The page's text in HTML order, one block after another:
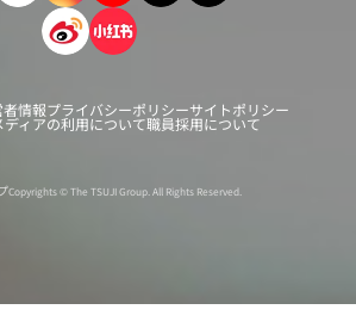
情報プライバシーポリシーサイトポリシー
ディアの利用について職員採用について
Copyrights © The TSUJI Group. All Rights Reserved.